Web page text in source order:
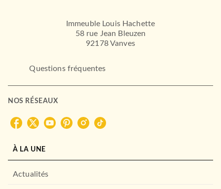
Immeuble Louis Hachette
58 rue Jean Bleuzen
92178 Vanves
Questions fréquentes
NOS RÉSEAUX
À LA UNE
Actualités